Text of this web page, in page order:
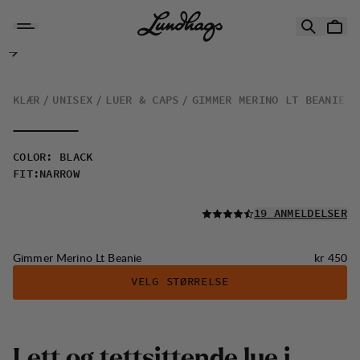
Gimmer Merino Lt Beanie
KLÆR UNISEX LUER & CAPS GIMMER MERINO LT BEANIE
COLOR :
BLACK
FIT: NARROW
LES ALLE
19 ANMELDELSER
Gimmer Merino Lt Beanie Pris:
kr 450
VELG STØRRELSE